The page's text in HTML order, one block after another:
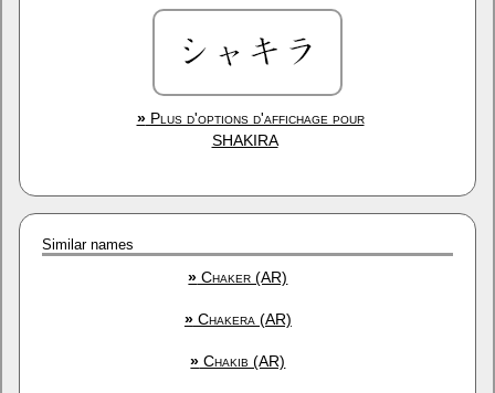
»Plus d'options d'affichage pour
SHAKIRA
Similar names
» Chaker (AR)
»Chakera (AR)
» Chakib (AR)